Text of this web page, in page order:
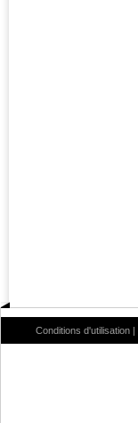
Conditions d'utilisation |